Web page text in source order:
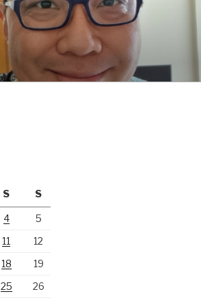
S S
4
5
11
12
18
19
25
26